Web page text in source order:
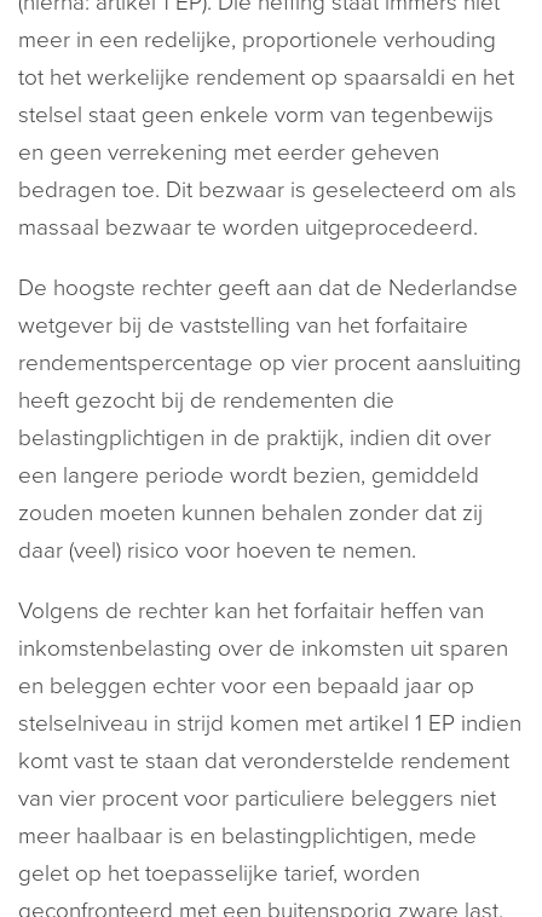
meer in een redelijke, proportionele verhouding
tot het werkelijke rendement op spaarsaldi en het
stelsel staat geen enkele vorm van tegenbewijs
en geen verrekening met eerder geheven
bedragen toe. Dit bezwaar is geselecteerd om als
massaal bezwaar te worden uitgeprocedeerd.
De hoogste rechter geeft aan dat de Nederlandse
wetgever bij de vaststelling van het forfaitaire
rendementspercentage op vier procent aansluiting
heeft gezocht bij de rendementen die
belastingplichtigen in de praktijk, indien dit over
een langere periode wordt bezien, gemiddeld
zouden moeten kunnen behalen zonder dat zij
daar (veel) risico voor hoeven te nemen.
Volgens de rechter kan het forfaitair heffen van
inkomstenbelasting over de inkomsten uit sparen
en beleggen echter voor een bepaald jaar op
stelselniveau in strijd komen met artikel 1 EP indien
komt vast te staan dat veronderstelde rendement
van vier procent voor particuliere beleggers niet
meer haalbaar is en belastingplichtigen, mede
gelet op het toepasselijke tarief, worden
geconfronteerd met een buitensporig zware last.